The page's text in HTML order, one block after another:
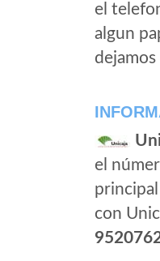
el
algun
el
con